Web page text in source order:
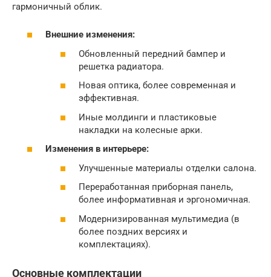
гармоничный облик.
Внешние изменения:
Обновленный передний бампер и
решетка радиатора.
Новая оптика, более современная и
эффективная.
Иные молдинги и пластиковые
накладки на колесные арки.
Изменения в интерьере:
Улучшенные материалы отделки салона.
Переработанная приборная панель,
более информативная и эргономичная.
Модернизированная мультимедиа (в
более поздних версиях и
комплектациях).
Основные комплектации